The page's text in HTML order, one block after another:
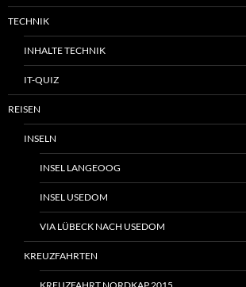
TECHNIK
INHALTE TECHNIK
IT-QUIZ
REISEN
INSELN
INSEL LANGEOOG
INSEL USEDOM
VIA LÜBECK NACH USEDOM
KREUZFAHRTEN